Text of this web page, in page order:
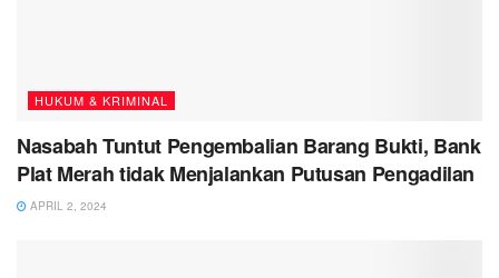
HUKUM & KRIMINAL
Nasabah Tuntut Pengembalian Barang Bukti, Bank
Plat Merah tidak Menjalankan Putusan Pengadilan
APRIL 2, 2024